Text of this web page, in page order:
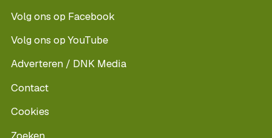
Volg ons op Facebook
Volg ons op YouTube
Adverteren / DNK Media
Contact
Cookies
Zoeken